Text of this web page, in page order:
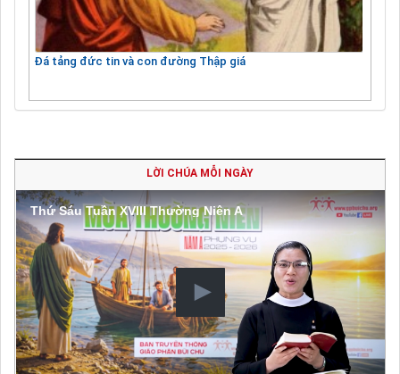
Đá tảng đức tin và con đường Thập giá
LỜI CHÚA MỖI NGÀY
Thứ Sáu Tuần XVIII Thường Niên A